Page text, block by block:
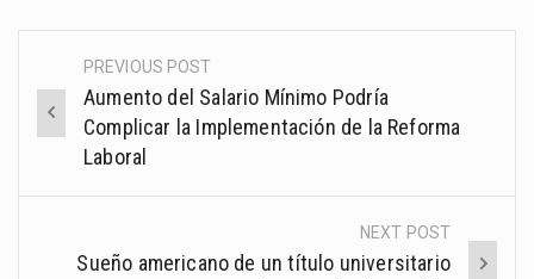
Post
navigation
PREVIOUS POST
Aumento del Salario Mínimo Podría
Complicar la Implementación de la Reforma
Laboral
NEXT POST
Sueño americano de un título universitario